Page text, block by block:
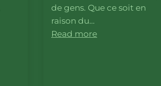
de gens. Que ce soit en
raison du…
Read more